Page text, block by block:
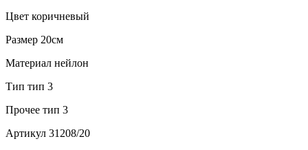
Цвет коричневый
Размер 20см
Материал нейлон
Тип тип 3
Прочее тип 3
Артикул 31208/20